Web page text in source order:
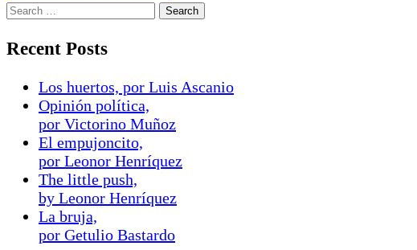
Recent Posts
Los huertos, por Luis Ascanio
Opinión política,
por Victorino Muñoz
El empujoncito,
por Leonor Henríquez
The little push,
by Leonor Henríquez
La bruja,
por Getulio Bastardo